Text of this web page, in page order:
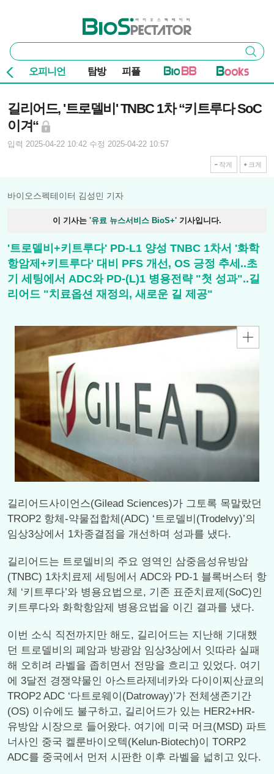
바이오스펙테이터
통
합
검
색
검색
오피니언 탐방 피플
길리어드, '트로델비' TNBC 1차 “키트루다 SoC
이겨“
입력 2025-04-22 10:42 수정 2025-04-22 10:57
작게 크게
바이오스펙테이터 김성민 기자
이 기사는 '유료 뉴스서비스 BioS+' 기사입니다.
'트로델비+키트루다' PD-L1 양성 TNBC 1차서 '화학
항암제+키트루다' 대비 PFS 개선, OS 긍정 추세..초
기 세팅에서 ADC와 PD-(L)1 병용전략 "첫 성과"..길
리어드 "치료옵션 재정의, 새로운 길 제공"
길리어드사이언스(Gilead Sciences)가 그토록 목말랐던
TROP2 항체-약물접합체(ADC) ‘트로델비(Trodelvy)’의
임상3상에서 1차종결점을 개선하며 성과를 냈다.
길리어드는 트로델비의 주요 영역인 삼중음성유방암
(TNBC) 1차치료제 세팅에서 ADC와 PD-1 블록버스터 항
체 ‘키트루다’와 병용요법으로, 기존 표준치료제(SoC)인
키트루다와 화학항암제 병용요법을 이긴 결과를 냈다.
이번 소식 직전까지만 해도, 길리어드는 지난해 기대했
던 트로델비의 폐암과 방광암 임상3상에서 잇따라 실패
해 오히려 라벨을 좁히면서 전망을 흐리고 있었다. 여기
에 3달전 경쟁약물인 아스트라제네카와 다이이찌산쿄의
TROP2 ADC ‘다트로웨이(Datroway)’가 전체생존기간
(OS) 이슈에도 불구하고, 길리어드가 있는 HER2+HR-
유방암 시장으로 들어왔다. 여기에 미국 머크(MSD) 파트
너사인 중국 켈룬바이오텍(Kelun-Biotech)이 TORP2
ADC를 중국에서 먼저 시판한 이후 라벨을 넓히고 있다.